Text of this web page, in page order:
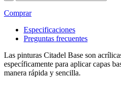
Comprar
Especificaciones
Preguntas frecuentes
Las pinturas Citadel Base son
específicamente para aplicar capas
manera rápida y sencilla.